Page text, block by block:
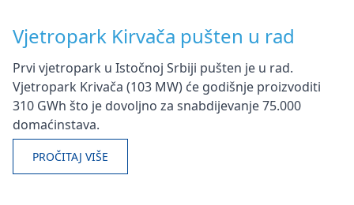
Vjetropark Kirvača pušten u rad
Prvi vjetropark u Istočnoj Srbiji pušten je u rad.
Vjetropark Krivača (103 MW) će godišnje proizvoditi
310 GWh što je dovoljno za snabdijevanje 75.000
domaćinstava.
PROČITAJ VIŠE